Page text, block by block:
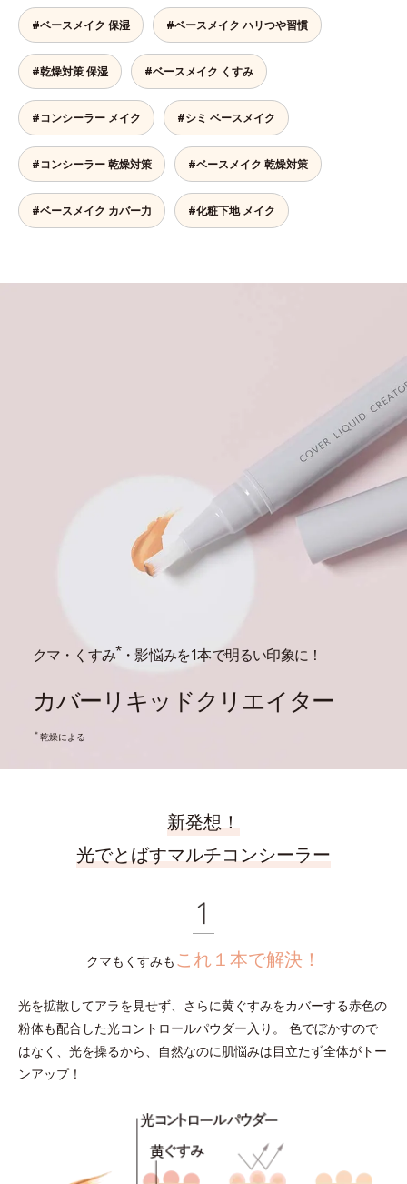
#ベースメイク 保湿 #ベースメイク ハリつや習慣
#乾燥対策 保湿 #ベースメイク くすみ
#コンシーラー メイク #シミ ベースメイク
#コンシーラー 乾燥対策 #ベースメイク 乾燥対策
#ベースメイク カバー力 #化粧下地 メイク
クマ・くすみ*・影悩みを1本で明るい印象に！
カバーリキッドクリエイター
＊乾燥による
新発想！
光でとばすマルチコンシーラー
クマもくすみも これ１本で解決！
光を拡散してアラを見せず、さらに黄ぐすみをカバーする赤色の
粉体も配合した光コントロールパウダー入り。
色でぼかすので
はなく、光を操るから、自然なのに肌悩みは目立たず全体がトー
ンアップ！